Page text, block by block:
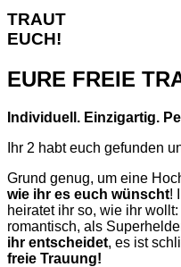
TRAUT
EUCH!
EURE FREIE
Individuell. Einzigartig.
Ihr 2 habt euch gefunden
Grund genug, um eine
wie ihr es euch wünscht!
heiratet ihr so, wie ihr
romantisch, als
ihr entscheidet, es ist
freie Trauung!